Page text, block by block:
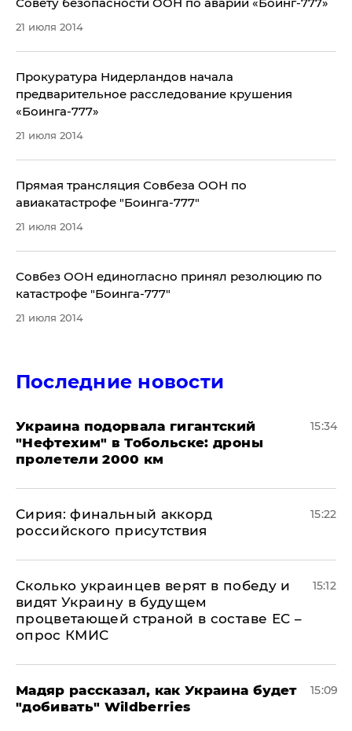
21 июля 2014
Прокуратура Нидерландов начала
предварительное расследование крушения
«Боинга-777»
21 июля 2014
Прямая трансляция Совбеза ООН по
авиакатастрофе "Боинга-777"
21 июля 2014
Совбез ООН единогласно принял резолюцию по
катастрофе "Боинга-777"
21 июля 2014
Последние новости
Украина подорвала гигантский
"Нефтехим" в Тобольске: дроны
пролетели 2000 км
15:34
​Сирия: финальный аккорд
российского присутствия
15:22
Сколько украинцев верят в победу и
видят Украину в будущем
процветающей страной в составе ЕС –
опрос КМИС
15:12
Мадяр рассказал, как Украина будет
"добивать" Wildberries
15:09